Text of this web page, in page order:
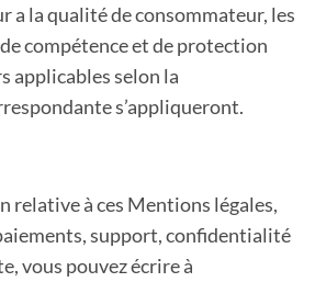
a la qualité de consommateur, les
compétence et de protection
applicables selon la
s’appliqueront.
relative à ces Mentions légales,
support, confidentialité
vous pouvez écrire à